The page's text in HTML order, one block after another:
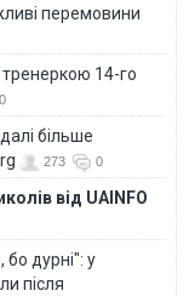
перемовини
14-го
0
більше
273 0
від UAINFO
дурні": у
після